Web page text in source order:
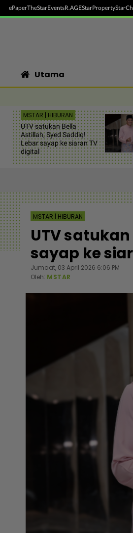
ePaperTheStarEventsR.AGEStarProperty
Utama
MSTAR | HIBURAN
UTV satukan Bella
Astillah, Syed Saddiq!
Lebar sayap ke siaran TV
digital
MSTAR | HIBURAN
UTV
sayap ke
Jumaat, 03 April 2026 6:06 PM
Oleh: MSTAR